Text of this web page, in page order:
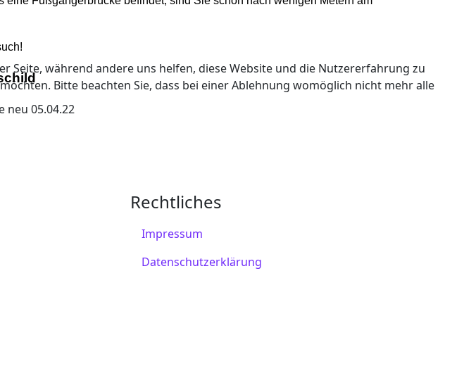
Rechtliches
Impressum
Datenschutzerklärung
Seite, während andere uns helfen, diese Website und die Nutzererfahrung zu
Bitte beachten Sie, dass bei einer Ablehnung womöglich nicht mehr alle